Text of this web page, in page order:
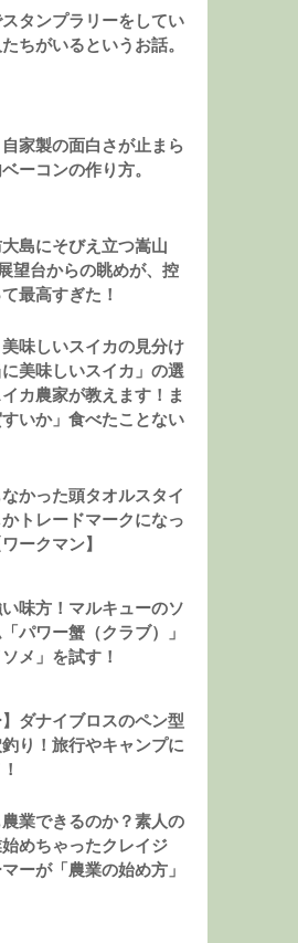
タンプラリーをしてい
ちがいるというお話。
自家製の面白さが止まら
ーコンの作り方。
島にそびえ立つ嵩山
望台からの眺めが、控
最高すぎた！
美味しいスイカの見分け
美味しいスイカ」の選
カ農家が教えます！ま
いか」食べたことない
かった頭タオルスタイ
トレードマークになっ
ークマン】
味方！マルキューのソ
パワー蟹（クラブ）」
ソメ」を試す！
】ダナイブロスのペン型
り！旅行やキャンプに
業できるのか？素人の
始めちゃったクレイジ
ーが「農業の始め方」